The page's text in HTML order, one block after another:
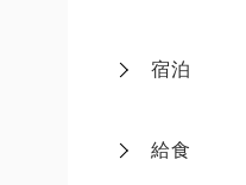
宿泊
給食